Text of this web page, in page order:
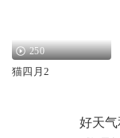
250
猫四月2
好天